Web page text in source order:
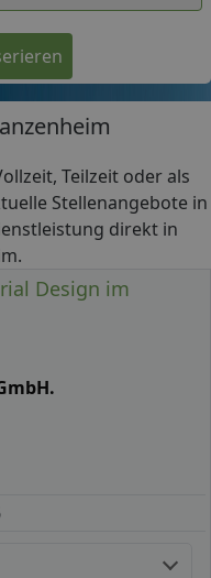
Teilzeit oder als
Stellenangebote in
direkt in
Design im